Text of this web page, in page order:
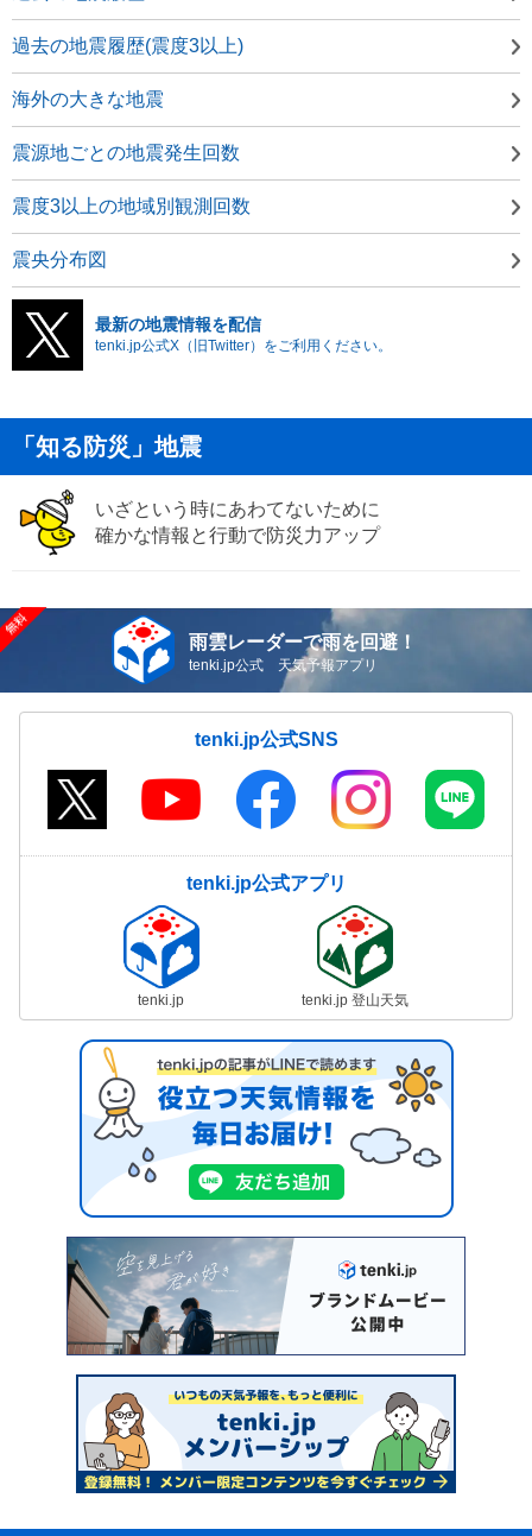
過去の地震履歴(震度3以上)
海外の大きな地震
震源地ごとの地震発生回数
震度3以上の地域別観測回数
震央分布図
最新の地震情報を配信
tenki.jp公式X（旧Twitter）をご利用ください。
「知る防災」地震
いざという時にあわてないために
確かな情報と行動で防災力アップ
雨雲レーダーで雨を回避！
tenki.jp公式 天気予報アプリ
tenki.jp公式SNS
tenki.jp公式アプリ
tenki.jp tenki.jp 登山天気